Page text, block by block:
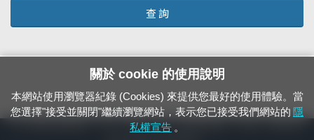
查 詢
24小時緊急通報電話：1933（市話、手機，僅限發現軌道、平交道、橋樑及隧
關於 cookie 的使用說明
本網站使用瀏覽器紀錄 (Cookies) 來提供您最好的使用體驗。當
您選擇"接受並關閉"繼續瀏覽網站，表示您已接受我們網站的 隱
私權宣告 。